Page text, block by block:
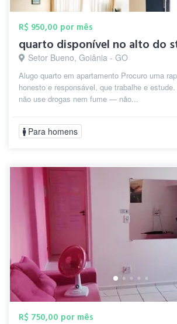
R$ 950,00 por mês
quarto disponível no alto do
Setor Bueno, Goiânia - GO
Alugo quarto em apartamento Procuro uma
honesto e responsável, que trabalhe e
não use drogas nem fume — não...
Para homens
R$ 750,00 por mês